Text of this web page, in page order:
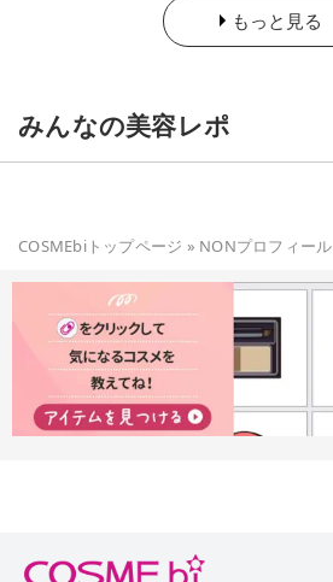
りするのがいいと思います SPF50+•PA++++なのでオールシーズ
ン使用できるのも嬉しいです これから乾燥がひどくなる季節で
ドファンデーションです
もっと見る
みんなの美容レポ
COSMEbiトップページ » NONプロフィール